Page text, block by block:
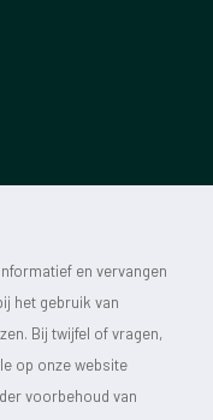
en vervangen
het gebruik van
Bij twijfel of vragen,
op onze website
voorbehoud van